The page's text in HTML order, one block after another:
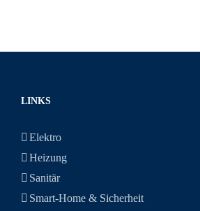
LINKS
Elektro
Heizung
Sanitär
Smart-Home & Sicherheit